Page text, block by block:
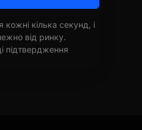
кілька секунд, і
від ринку.
підтвердження